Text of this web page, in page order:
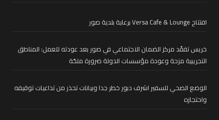
افتتاح Versa Cafe & Lounge برعاية بلدية صور
خريس تفقّد مركز الضمان الاجتماعي في صور بعد عودته للعمل: المناطق
التجريبية مزحة وعودة مؤسسات الدولة ضرورة ملحّة
الوضع الصحي للسفير اشرف دبور خطر جدا وبيانات تحذر من تداعيات توقيفه
واحتجازه